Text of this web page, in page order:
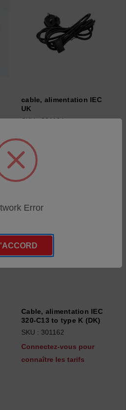
cable, alimentation IEC
UK
SKU : 301164
connaître les tarifs
Cable, alimentation IEC
320-C13 to type K (DK)
SKU : 301162
Connectez-vous pour
connaître les tarifs
Error